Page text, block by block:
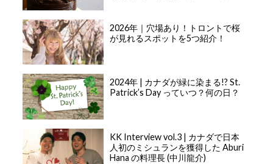
2026年｜穴場あり！トロントで桜
が見れるスポットを5つ紹介！
2024年 | カナダが緑に染まる!? St.
Patrick’s Day っていつ？何の日？
KK Interview vol.3 | カナダで日本
人初のミシュランを獲得した Aburi
Hana の料理長 (中川龍介)